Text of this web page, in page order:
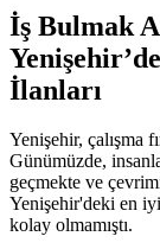
İş Bulmak
İlanları
Yenişehir, çalışma
Günümüzde,
geçmekte ve
Yenişehir'deki en
kolay olmamıştı.